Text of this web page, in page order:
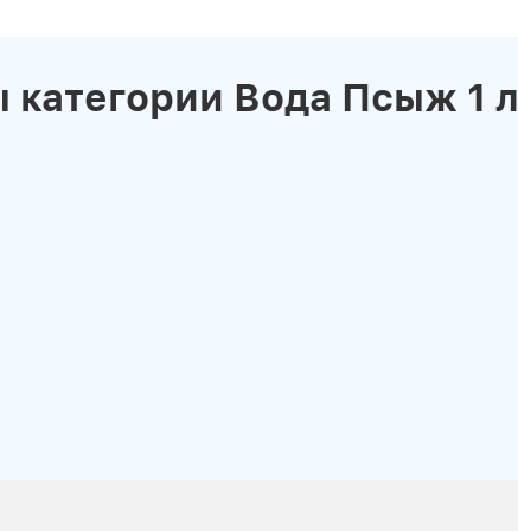
Вода Псыж 1 л